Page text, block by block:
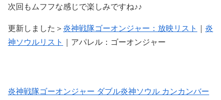
次回もムフフな感じで楽しみですね♪♪
更新しました＞ 炎神戦隊ゴーオンジャー：放映リスト
炎
神ソウルリスト
｜アパレル：ゴーオンジャー
炎神戦隊ゴーオンジャー ダブル炎神ソウル カンカンバー